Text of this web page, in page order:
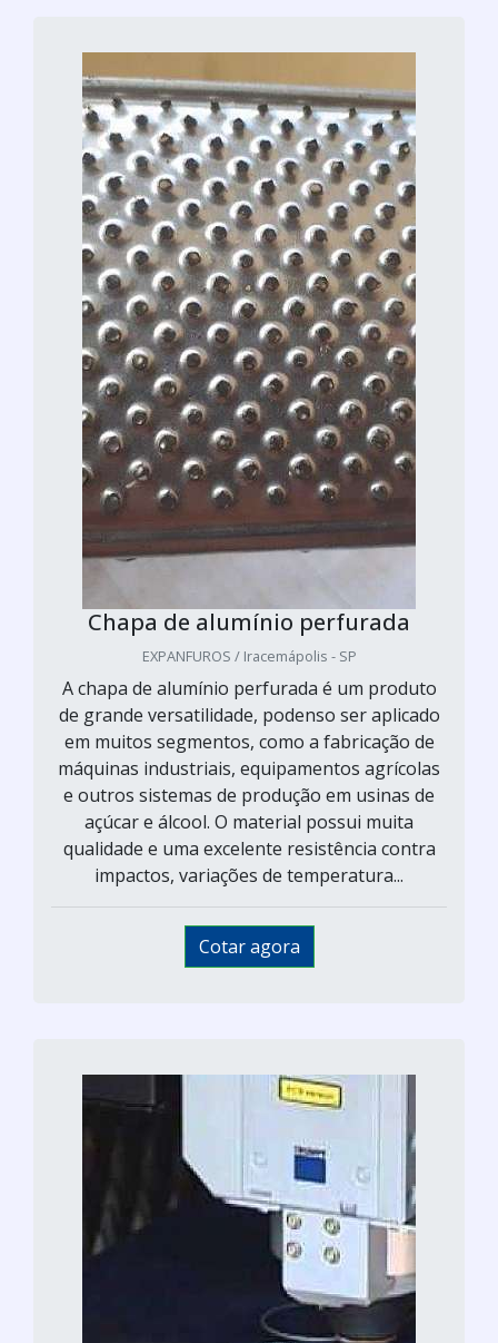
Chapa de alumínio perfurada
EXPANFUROS / Iracemápolis - SP
A chapa de alumínio perfurada é um produto
de grande versatilidade, podenso ser aplicado
em muitos segmentos, como a fabricação de
máquinas industriais, equipamentos agrícolas
e outros sistemas de produção em usinas de
açúcar e álcool. O material possui muita
qualidade e uma excelente resistência contra
impactos, variações de temperatura...
Cotar agora